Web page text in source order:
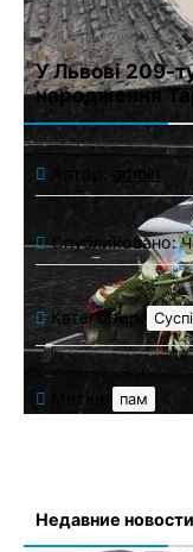
У Львові 209-
народження
Автор: admin
Опубликовано:
Категории:
пам
Недавние новости